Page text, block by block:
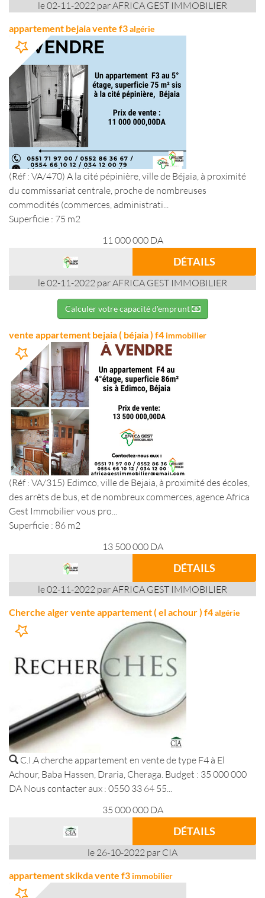
le 02-11-2022 par AFRICA GEST IMMOBILIER
appartement bejaia vente f3algérie
(Réf : VA/470) A la cité pépinière, ville de Béjaia, à proximité
du commissariat centrale, proche de nombreuses
commodités (commerces, administrati...
Superficie : 75 m2
11 000 000 DA
DÉTAILS
le 02-11-2022 par AFRICA GEST IMMOBILIER
Calculer votre capacité d'emprunt
vente appartement bejaia ( béjaia ) f4 immobilier
(Réf : VA/315) Edimco, ville de Bejaia, à proximité des écoles,
des arrêts de bus, et de nombreux commerces, agence Africa
Gest Immobilier vous pro...
Superficie : 86 m2
13 500 000 DA
DÉTAILS
le 02-11-2022 par AFRICA GEST IMMOBILIER
Cherche alger vente appartement ( el achour ) f4algérie
C.I.A cherche appartement en vente de type F4 à El
Achour, Baba Hassen, Draria, Cheraga. Budget : 35 000 000
DA Nous contacter aux : 0550 33 64 55...
35 000 000 DA
DÉTAILS
le 26-10-2022 par CIA
appartement skikda vente f3 immobilier